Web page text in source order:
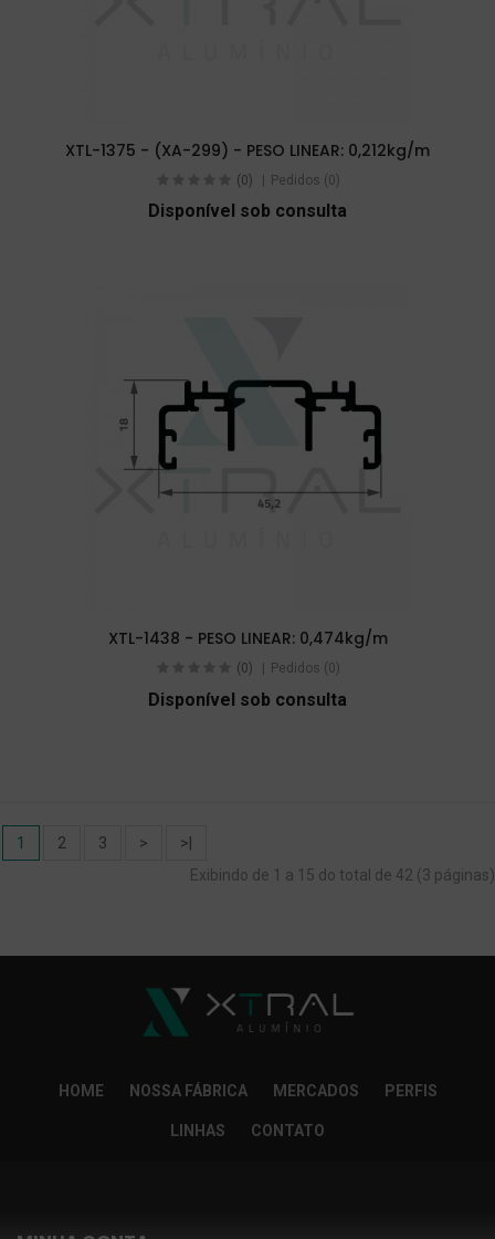
XTL-1375 - (XA-299) - PESO LINEAR: 0,212kg/m
(0) Pedidos (0)
Disponível sob consulta
XTL-1438 - PESO LINEAR: 0,474kg/m
(0) Pedidos (0)
Disponível sob consulta
1 2 3 >
>|
Exibindo de 1 a 15 do total de 42 (3 páginas)
HOME NOSSA FÁBRICA MERCADOS PERFIS
LINHAS CONTATO